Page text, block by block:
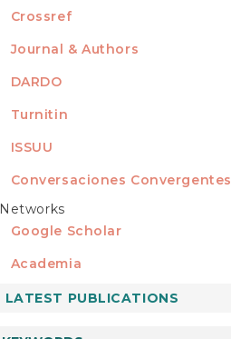
Crossref
Journal & Authors
DARDO
Turnitin
ISSUU
Conversaciones Convergentes
REDES
Google Scholar
Academia
LATEST PUBLICATIONS